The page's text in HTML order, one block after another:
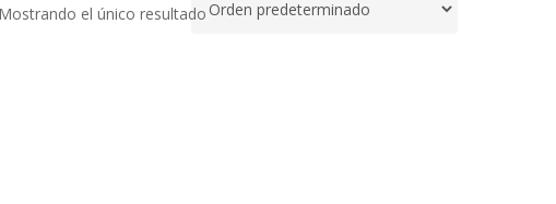
Mostrando el único resultado